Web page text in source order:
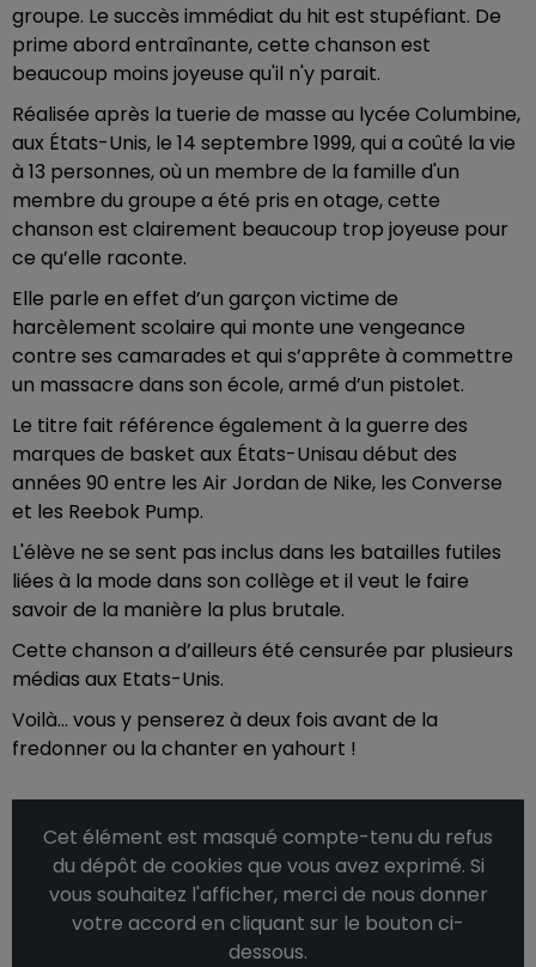
groupe. Le succès immédiat du hit est stupéfiant. De
prime abord entraînante, cette chanson est
beaucoup moins joyeuse qu'il n'y parait.
Réalisée après la tuerie de masse au lycée Columbine,
aux États-Unis, le 14 septembre 1999, qui a coûté la vie
à 13 personnes, où un membre de la famille d'un
membre du groupe a été pris en otage, cette
chanson est clairement beaucoup trop joyeuse pour
ce qu’elle raconte.
Elle parle en effet d’un garçon victime de
harcèlement scolaire qui monte une vengeance
contre ses camarades et qui s’apprête à commettre
un massacre dans son école, armé d’un pistolet.
Le titre fait référence également à la guerre des
marques de basket aux États-Unisau début des
années 90 entre les Air Jordan de Nike, les Converse
et les Reebok Pump.
L'élève ne se sent pas inclus dans les batailles futiles
liées à la mode dans son collège et il veut le faire
savoir de la manière la plus brutale.
Cette chanson a d’ailleurs été censurée par plusieurs
médias aux Etats-Unis.
Voilà… vous y penserez à deux fois avant de la
fredonner ou la chanter en yahourt !
Cet élément est masqué compte-tenu du refus
du dépôt de cookies que vous avez exprimé. Si
vous souhaitez l'afficher, merci de nous donner
votre accord en cliquant sur le bouton ci-
dessous.